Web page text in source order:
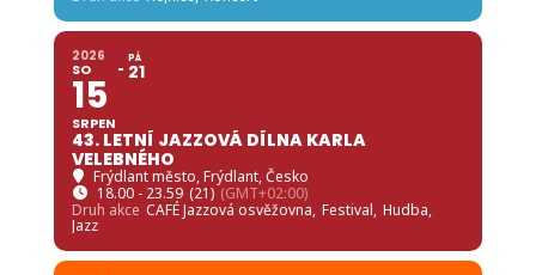
2026
SO
15
SRPEN
PÁ
21
43. LETNÍ JAZZOVÁ DÍLNA KARLA
VELEBNÉHO
Frýdlant město, Frýdlant, Česko
18.00 - 23.59 (21) (GMT+02:00)
Druh akce CAFÉ Jazzová osvěžovna, Festival, Hudba,
Jazz